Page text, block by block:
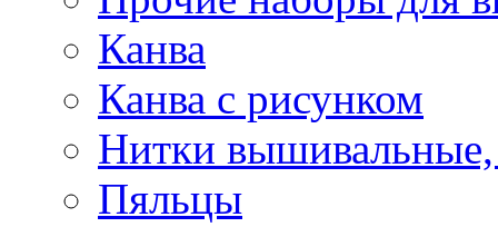
Канва
Канва с рисунком
Нитки
Пяльцы